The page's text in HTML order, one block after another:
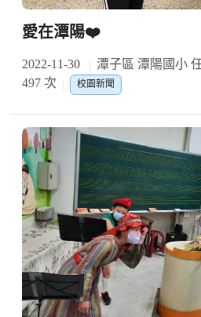
愛在潭陽❤️
2022-11-30 潭子區 潭陽國小
497 次
校園新聞